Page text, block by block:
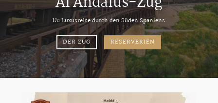
Uu Luxusreise durch den Süden Spaniens
DER ZUG RESERVERIEN